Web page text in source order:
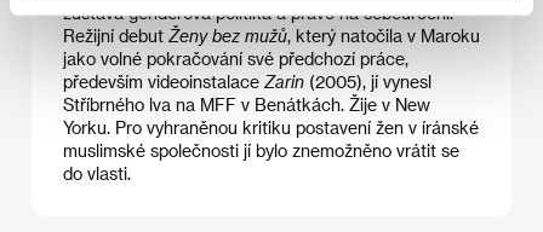
zůstává genderová politika a právo na sebeurčení.
Režijní debut Ženy bez mužů, který natočila v Maroku
jako volné pokračování své předchozí práce,
především videoinstalace Zarin (2005), jí vynesl
Stříbrného lva na MFF v Benátkách. Žije v New
Yorku. Pro vyhraněnou kritiku postavení žen v íránské
muslimské společnosti jí bylo znemožněno vrátit se
do vlasti.